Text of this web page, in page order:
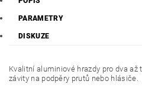
PARAMETRY
DISKUZE
Kvalitní aluminiové hrazdy pro dva
závity na podpěry prutů nebo hlásiče.